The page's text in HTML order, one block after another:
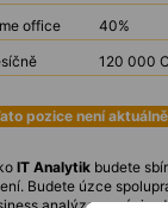
office
40%
120 000
pozice není
IT Analytik budete
Budete úzce